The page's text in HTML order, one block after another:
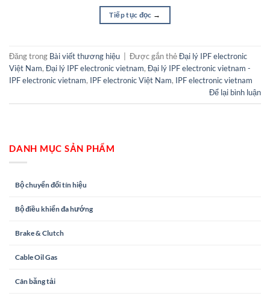
Tiếp tục đọc →
Đăng trong Bài viết thương hiệu Được gắn thẻĐại lý IPF electronic
Việt Nam, Đại lý IPF electronic vietnam, Đại lý IPF electronic vietnam -
IPF electronic vietnam, IPF electronic Việt Nam, IPF electronic vietnam
Để lại bình luận
DANH MỤC SẢN PHẨM
Bộ chuyển đổi tín hiệu
Bộ điều khiển đa hướng
Brake & Clutch
Cable Oil Gas
Cân băng tải